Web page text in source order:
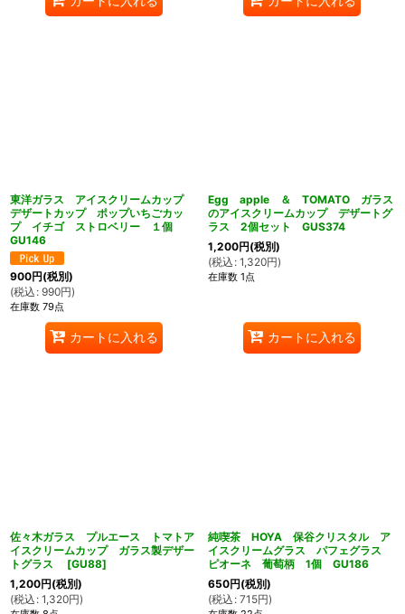
東洋ガラス アイスクリームカップ
デザートカップ ポップいちごカッ
プ イチゴ ストロベリー １個
GU146
900円(税別)
(税込 : 990円)
在庫数 79点
カートに入れる
Egg apple ＆ TOMATO ガラス
のアイスクリームカップ デザートグ
ラス 2個セット GUS374
1,200円(税別)
(税込 : 1,320円)
在庫数 1点
カートに入れる
佐々木ガラス プルエース トマトア
イスクリームカップ ガラス製デザー
トグラス
[GU88]
1,200円(税別)
(税込 : 1,320円)
純喫茶 HOYA 保谷クリスタル ア
イスクリームグラス パフェグラス
ピオーネ 葡萄柄 1個 GU186
650円(税別)
(税込 : 715円)